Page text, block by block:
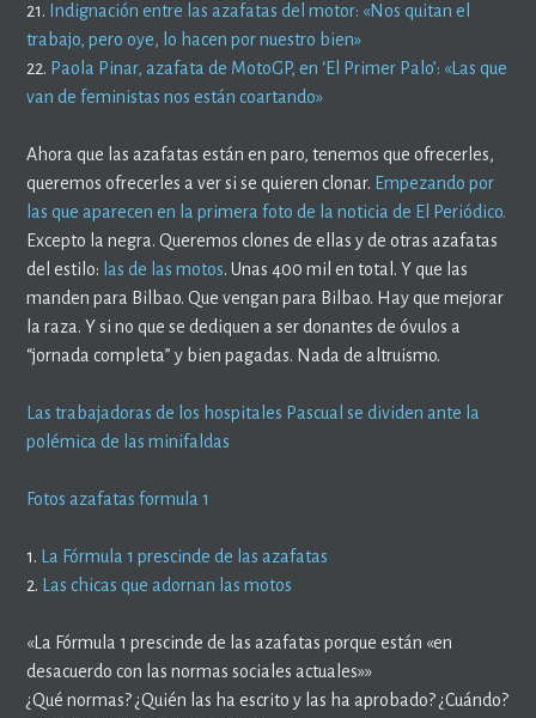
21. Indignación entre las azafatas del motor: «Nos quitan el
trabajo, pero oye, lo hacen por nuestro bien»
22. Paola Pinar, azafata de MotoGP, en ‘El Primer Palo’: «Las que
van de feministas nos están coartando»
Ahora que las azafatas están en paro, tenemos que ofrecerles,
queremos ofrecerles a ver si se quieren clonar. Empezando por
las que aparecen en la primera foto de la noticia de El Periódico.
Excepto la negra. Queremos clones de ellas y de otras azafatas
del estilo: las de las motos. Unas 400 mil en total. Y que las
manden para Bilbao. Que vengan para Bilbao. Hay que mejorar
la raza. Y si no que se dediquen a ser donantes de óvulos a
“jornada completa” y bien pagadas. Nada de altruismo.
Las trabajadoras de los hospitales Pascual se dividen ante la
polémica de las minifaldas
Fotos azafatas formula 1
1. La Fórmula 1 prescinde de las azafatas
2. Las chicas que adornan las motos
«La Fórmula 1 prescinde de las azafatas porque están «en
desacuerdo con las normas sociales actuales»»
¿Qué normas? ¿Quién las ha escrito y las ha aprobado? ¿Cuándo?